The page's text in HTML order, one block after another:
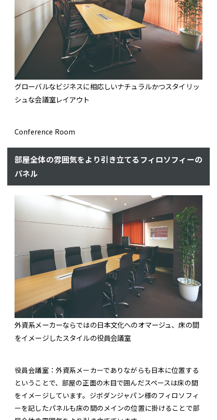
グローバルなビジネスに相応しいナチュラルかつスタイリッ
シュな会議室レイアウト
Conference Room
部屋全体の雰囲気をより引き立てるフィロソフィーの
パネル
外資系メーカーならではの日本文化へのオマージュ、床の間
をイメージしたスタイルの役員会議室
役員会議室：外資系メーカーでありながらも日本に位置する
ということで、部屋の正面の木目で囲んだスペースは床の間
をイメージしています。ジボダンジャパン様のフィロソフィ
ーを記したパネルも床の間のメインの位置に掛けることで部